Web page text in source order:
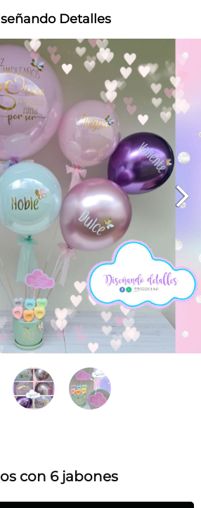
Detalles
con 6 jabones